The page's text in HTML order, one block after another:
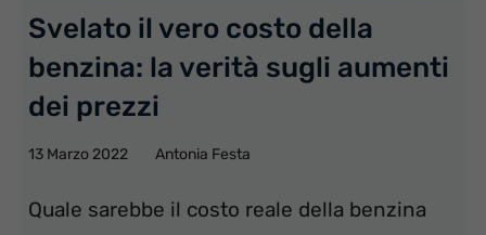
Svelato il vero costo della
benzina: la verità sugli aumenti
dei prezzi
13 Marzo 2022 Antonia Festa
Quale sarebbe il costo reale della benzina